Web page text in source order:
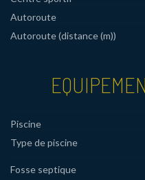
Autoroute
Autoroute (distance (m))
Piscine
Type de piscine
Fosse septique